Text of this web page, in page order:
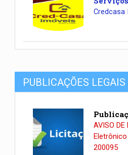
Credcasa
PUBLICAÇÕES LEGAIS
AVISO DE
200095